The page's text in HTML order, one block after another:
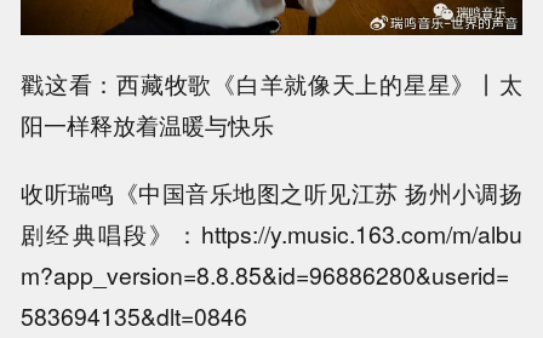
戳这看：西藏牧歌《白羊就像天上的星星》丨太
阳一样释放着温暖与快乐
收听瑞鸣《中国音乐地图之听见江苏 扬州小调扬
剧经典唱段》：https://y.music.163.com/m/albu
m?app_version=8.8.85&id=96886280&userid=
583694135&dlt=0846